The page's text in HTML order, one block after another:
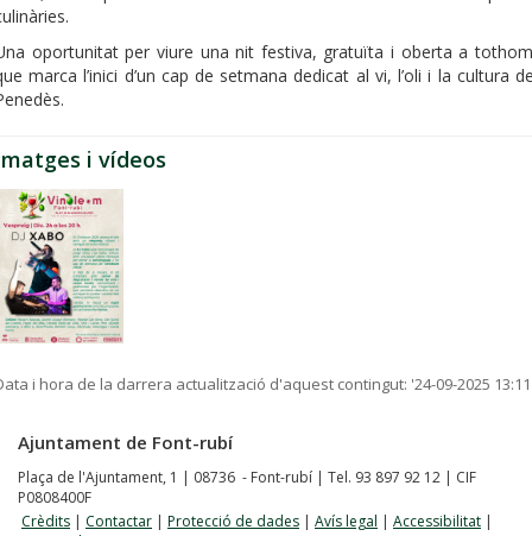
oportunitat per viure una nit festiva, gratuïta i oberta a
marca l’inici d’un cap de setmana dedicat al vi, l’oli i la cultura
i vídeos
i hora de la darrera actualització d'aquest contingut: '24-09-2025 13:11
Ajuntament de Font-rubí
Plaça de l'Ajuntament, 1 | 08736 - Font-rubí | Tel. 93 897 92 12 | CIF
P0808400F
Crèdits | Contactar | Protecció de dades | Avís legal | Accessibilitat |